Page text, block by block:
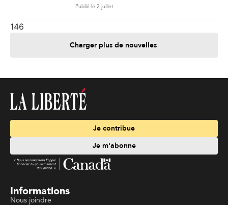
Publié le 2 juillet
146
Charger plus de nouvelles
Je contribue
Je m'abonne
Informations
Nous joindre